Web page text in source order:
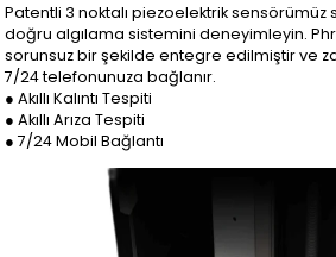
Patentli 3 noktalı piezoelektrik
doğru algılama sistemini deneyimleyin.
sorunsuz bir şekilde entegre edilmiştir ve
7/24 telefonunuza bağlanır.
● Akıllı Kalıntı Tespiti
● Akıllı Arıza Tespiti
● 7/24 Mobil Bağlantı